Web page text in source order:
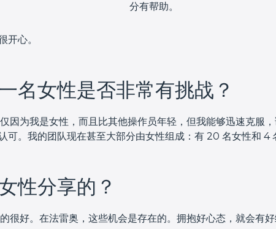
分有帮助。
开心。
名女性是否非常有挑战？
因为我是女性，而且比其他操作员年轻，但我能够迅速克服
。我的团队现在甚至大部分由女性组成：有 20 名女性和 4
性分享的？
很好。在法雷奥，这些机会是存在的。拥抱好心态，就会有好